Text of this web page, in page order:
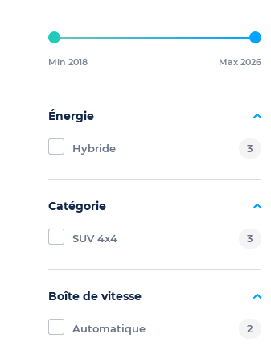
Min 2018 Max 2026
Énergie
Hybride 3
Catégorie
SUV 4x4 3
Boîte de vitesse
Automatique 2